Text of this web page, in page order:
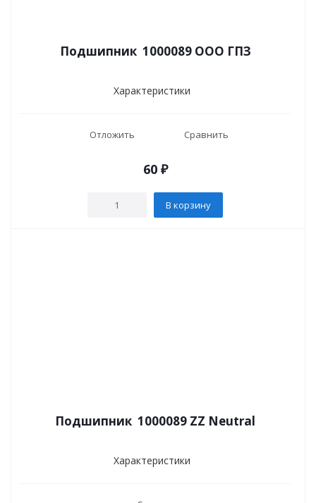
Подшипник 1000089 ООО ГПЗ
Характеристики
Отложить Сравнить
60 ₽
В корзину
Подшипник 1000089 ZZ Neutral
Характеристики